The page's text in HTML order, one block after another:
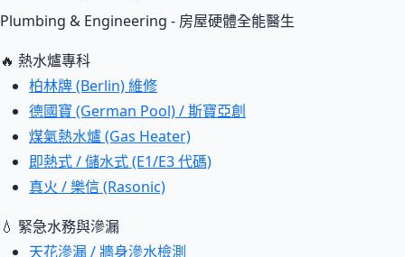
Plumbing & Engineering - 房屋硬體全能醫生
🔥 熱水爐專科
柏林牌 (Berlin) 維修
德國寶 (German Pool) / 斯寶亞創
煤氣熱水爐 (Gas Heater)
即熱式 / 儲水式 (E1/E3 代碼)
真火 / 樂信 (Rasonic)
💧 緊急水務與滲漏
天花滲漏 / 牆身滲水檢測